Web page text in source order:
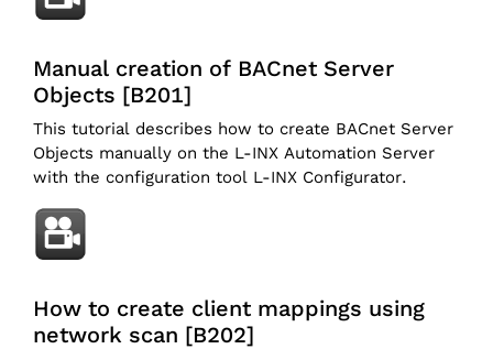
Manual creation of BACnet Server
Objects [B201]
This tutorial describes how to create BACnet Server
Objects manually on the L-INX Automation Server
with the configuration tool L-INX Configurator.
How to create client mappings using
network scan [B202]